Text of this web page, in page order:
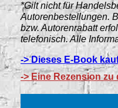
*Gilt nicht für
Autorenbestellungen.
bzw. Autorenrabatt
telefonisch. Alle
-> Dieses E-Book
-> Eine Rezension